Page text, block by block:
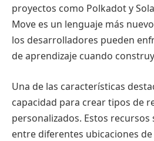
proyectos como Polkadot y
Move es un lenguaje más
los desarrolladores pueden
de aprendizaje cuando
Una de las características
capacidad para crear tipos de
personalizados. Estos
entre diferentes ubicaciones